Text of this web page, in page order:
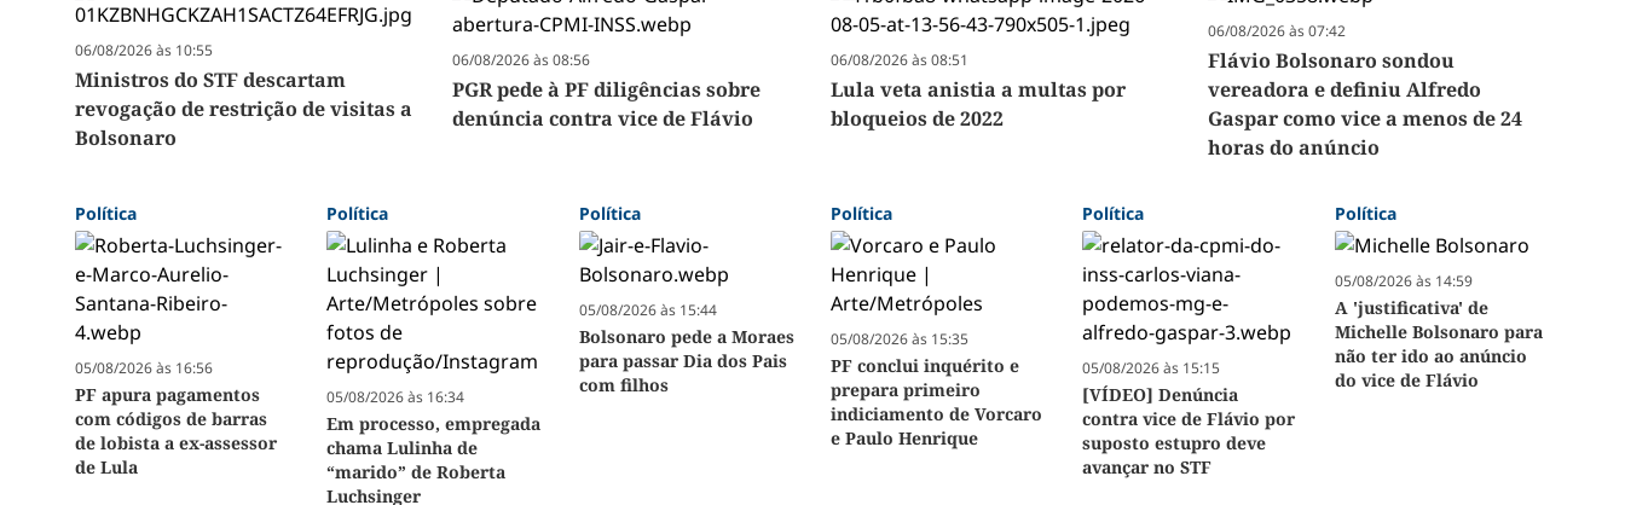
06/08/2026 às 10:55
Ministros do STF descartam
revogação de restrição de visitas a
Bolsonaro
06/08/2026 às 08:56
PGR pede à PF diligências sobre
denúncia contra vice de Flávio
06/08/2026 às 08:51
Lula veta anistia a multas por
bloqueios de 2022
06/08/2026 às 07:42
Flávio Bolsonaro sondou
vereadora e definiu Alfredo
Gaspar como vice a menos de 24
horas do anúncio
Política
05/08/2026 às 16:56
PF apura pagamentos
com códigos de barras
de lobista a ex-assessor
de Lula
Política
05/08/2026 às 16:34
Em processo, empregada
chama Lulinha de
“marido” de Roberta
Luchsinger
Política
05/08/2026 às 15:44
Bolsonaro pede a Moraes
para passar Dia dos Pais
com filhos
Política
05/08/2026 às 15:35
PF conclui inquérito e
prepara primeiro
indiciamento de Vorcaro
e Paulo Henrique
Política
05/08/2026 às 15:15
[VÍDEO] Denúncia
contra vice de Flávio por
suposto estupro deve
avançar no STF
Política
05/08/2026 às 14:59
A 'justificativa' de
Michelle Bolsonaro para
não ter ido ao anúncio
do vice de Flávio